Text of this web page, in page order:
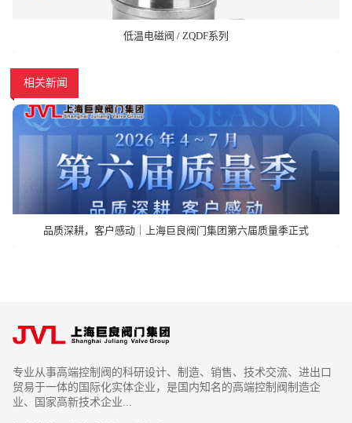
低温电磁阀 / ZQDF系列
相关新闻
品质深耕，客户感动｜上海巨良阀门集团第六届质量季正式
专业从事高端控制阀的科研设计、制造、销售、技术交流、进出口
贸易于一体的国际化实体企业，是国内知名的高端控制阀制造企
业、国家高新技术企业...